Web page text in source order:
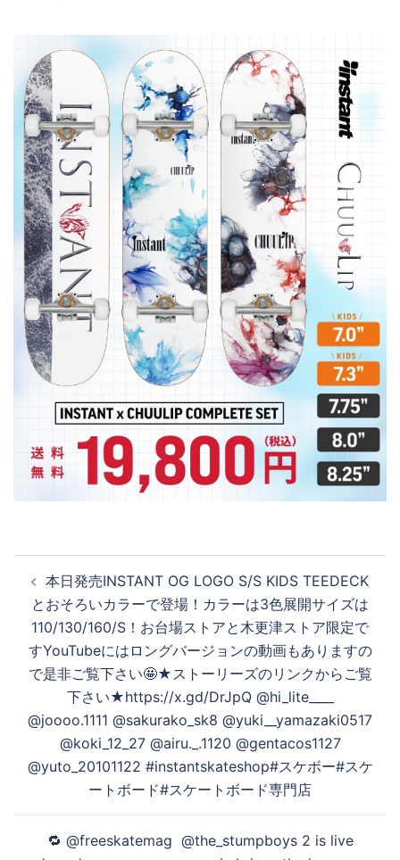
稿
ナ
ビ
ゲ
シ
ン
本日発売INSTANT OG LOGO S/S KIDS TEEDECK
とおそろいカラーで登場！カラーは3色展開サイズは
110/130/160/S！お台場ストアと木更津ストア限定で
すYouTubeにはロングバージョンの動画もありますの
で是非ご覧下さい🤩★ストーリーズのリンクからご覧
下さい★https://x.gd/DrJpQ @hi_lite____
@joooo.1111 @sakurako_sk8 @yuki__yamazaki0517
@koki_12_27 @airu._.1120 @gentacos1127
@yuto_20101122 #instantskateshop#スケボー#スケ
ートボード#スケートボード専門店
️️️🔁 @freeskatemag ️ @the_stumpboys 2 is live